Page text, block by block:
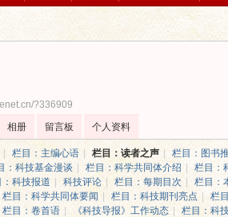
?336909
相册 留言板 个人资料
栏目：主编心语 栏目：读者之声 栏目：图书
：科技基金漫谈 栏目：科学共同体介绍 栏目：
：科技报道 科技评论 栏目：每期目次 栏目：
栏目：科学共同体要闻 栏目：科技期刊亮点 栏
栏目：卷首语 《科技导报》工作动态 栏目：科